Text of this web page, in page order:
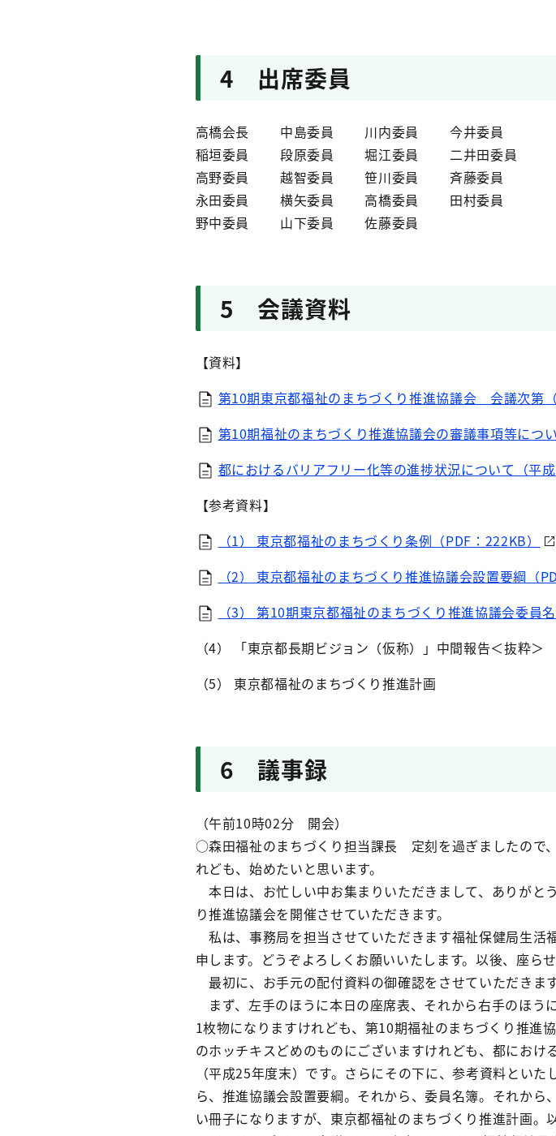
4 出席委員
高橋会長 中島委員 川内委員 今井委員
稲垣委員 段原委員 堀江委員 二井田委員
高野委員 越智委員 笹川委員 斉藤委員
永田委員 横矢委員 高橋委員 田村委員
野中委員 山下委員 佐藤委員
5 会議資料
【資料】
第10期東京都福祉のまちづくり推進協議会 会議次第（
第10期福祉のまちづくり推進協議会の審議事項等につ
都におけるバリアフリー化等の進捗状況について（平
【参考資料】
（1） 東京都福祉のまちづくり条例（PDF：222KB）
（2） 東京都福祉のまちづくり推進協議会設置要綱（
（3） 第10期東京都福祉のまちづくり推進協議会委員
（4） 「東京都長期ビジョン（仮称）」中間報告＜抜粋＞
（5） 東京都福祉のまちづくり推進計画
6 議事録
（午前10時02分 開会）
○森田福祉のまちづくり担当課長 定刻を過ぎましたので
れども、始めたいと思います。
本日は、お忙しい中お集まりいただきまして、ありがと
り推進協議会を開催させていただきます。
私は、事務局を担当させていただきます福祉保健局生活
申します。どうぞよろしくお願いいたします。以後、座らせ
最初に、お手元の配付資料の御確認をさせていただきます
まず、左手のほうに本日の座席表、それから右手のほう
1枚物になりますけれども、第10期福祉のまちづくり推進
のホッチキスどめのものにございますけれども、都におけ
（平成25年度末）です。さらにその下に、参考資料とい
ら、推進協議会設置要綱。それから、委員名簿。それか
い冊子になりますが、東京都福祉のまちづくり推進計画。